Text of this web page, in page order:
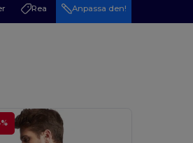
Rea Anpassa den!